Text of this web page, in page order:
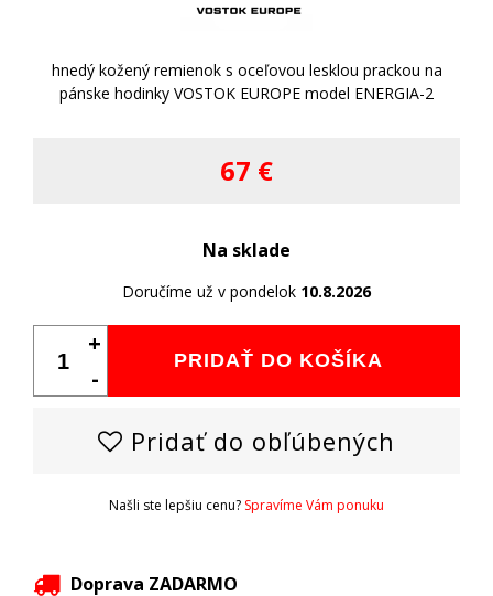
hnedý kožený remienok s oceľovou lesklou prackou na
pánske hodinky VOSTOK EUROPE model ENERGIA-2
67 €
Na sklade
Doručíme už v pondelok 10.8.2026
PRIDAŤ DO KOŠÍKA
+
-
Pridať do obľúbených
Našli ste lepšiu cenu? Spravíme Vám ponuku
Doprava ZADARMO